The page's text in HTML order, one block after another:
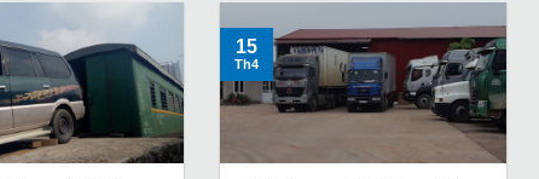
15
Th4